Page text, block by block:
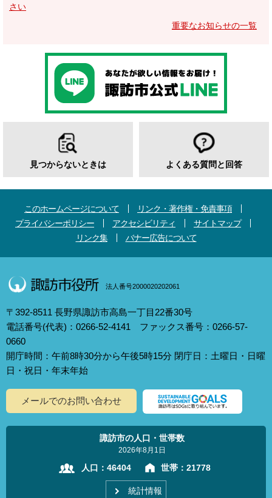
さい
重要なお知らせの一覧
見つからないときは よくある質問と回答
このホームページについて
リンク・著作権・免責事項
プライバシーポリシー
アクセシビリティ
サイトマップ
リンク集
バナー広告について
法人番号2000020202061
〒392-8511 長野県諏訪市高島一丁目22番30号
電話番号(代表)：0266-52-4141 ファックス番号：0266-57-
0660
開庁時間：午前8時30分から午後5時15分 閉庁日：土曜日・日曜
日・祝日・年末年始
メールでのお問い合わせ
諏訪市の人口・世帯数
2026年8月1日
人口： 46404 世帯： 21778
統計情報